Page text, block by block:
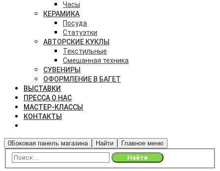
Часы
КЕРАМИКА
Посуда
Статуэтки
АВТОРСКИЕ КУКЛЫ
Текстильные
Смешанная техника
СУВЕНИРЫ
ОФОРМЛЕНИЕ В БАГЕТ
ВЫСТАВКИ
ПРЕССА О НАС
МАСТЕР-КЛАССЫ
КОНТАКТЫ
0Боковая панель магазина Найти Главное меню